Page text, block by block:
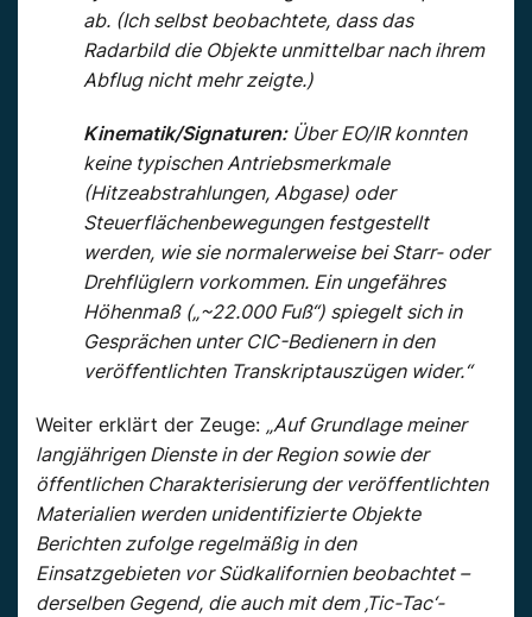
ab. (Ich selbst beobachtete, dass das
Radarbild die Objekte unmittelbar nach ihrem
Abflug nicht mehr zeigte.)
Kinematik/Signaturen:Über EO/IR konnten
keine typischen Antriebsmerkmale
(Hitzeabstrahlungen, Abgase) oder
Steuerflächenbewegungen festgestellt
werden, wie sie normalerweise bei Starr- oder
Drehflüglern vorkommen. Ein ungefähres
Höhenmaß („~22.000 Fuß“) spiegelt sich in
Gesprächen unter CIC-Bedienern in den
veröffentlichten Transkriptauszügen wider.“
Weiter erklärt der Zeuge: „Auf Grundlage meiner
langjährigen Dienste in der Region sowie der
öffentlichen Charakterisierung der veröffentlichten
Materialien werden unidentifizierte Objekte
Berichten zufolge regelmäßig in den
Einsatzgebieten vor Südkalifornien beobachtet –
derselben Gegend, die auch mit dem ‚Tic-Tac‘-